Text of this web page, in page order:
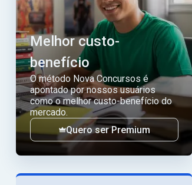
Melhor custo-
benefício
O método Nova Concursos é
apontado por nossos usuários
como o melhor custo-benefício do
mercado.
Quero ser Premium